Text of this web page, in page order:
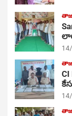
తాజా
తాజా
తాజా